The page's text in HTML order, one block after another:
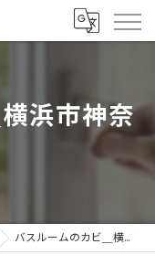
浜市神奈
バスルームのカビ＿横浜市神奈川区